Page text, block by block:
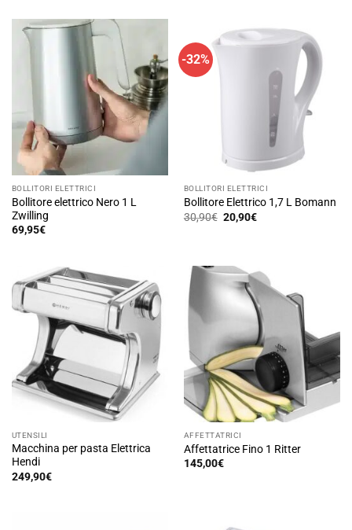
58,00€.42,90€.
BOLLITORI ELETTRICI
Bollitore elettrico Nero 1 L
Zwilling
69,95€
-32%
BOLLITORI ELETTRICI
Bollitore Elettrico 1,7 L Bomann
30,90€ Il
prezzo
20,90€Il
UTENSILI
Macchina per pasta Elettrica
Hendi
249,90€
AFFETTATRICI
Affettatrice Fino 1 Ritter
145,00€